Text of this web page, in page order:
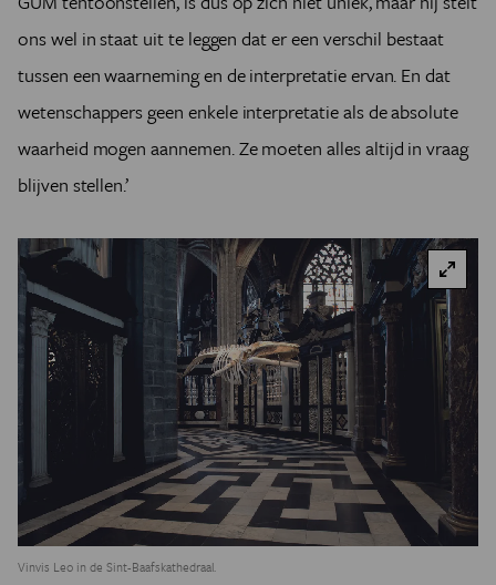
ons wel in staat uit te leggen dat er een verschil bestaat
tussen een waarneming en de interpretatie ervan. En dat
wetenschappers geen enkele interpretatie als de absolute
waarheid mogen aannemen. Ze moeten alles altijd in vraag
blijven stellen.’
Vinvis Leo in de Sint-Baafskathedraal.